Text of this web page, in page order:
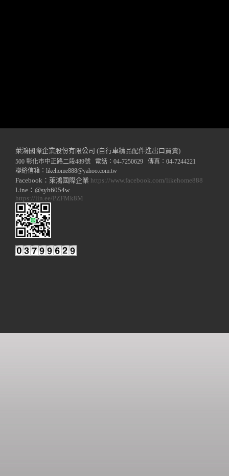
萊鴻國際企業股份有限公司 (自行車精品配件進出口買賣)
500 彰化市中正路二段489號 電話：04-7250629 傳真：04-7244221
聯絡信箱： likehome888@yahoo.com.tw
Facebook：萊鴻國際企業 https://www.facebook.com/likehome888
Line：@syh6054w
https://lin.ee/PZFMk8M